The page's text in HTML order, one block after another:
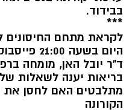
בבידוד.
***
לקראת מתחם החיסונים
היום בשעה
ד"ר יובל האן, מומחה
בריאות יענה לשאלות של
מתלבטים האם לחסן את
הקורונה